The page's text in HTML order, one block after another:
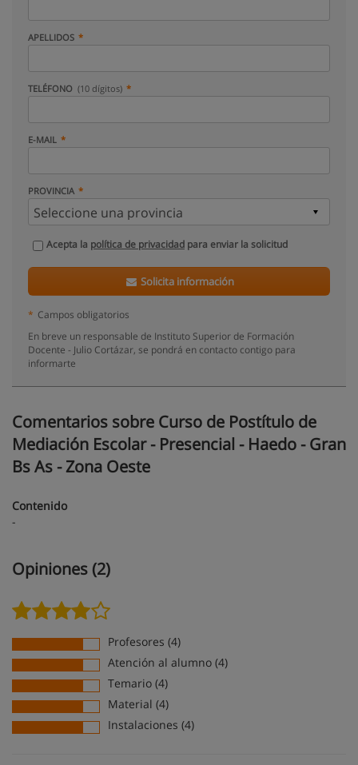
APELLIDOS
TELÉFONO (10 dígitos)
E-MAIL
PROVINCIA
Acepta la política de privacidad para enviar la solicitud
Solicita información
* Campos obligatorios
En breve un responsable de Instituto Superior de Formación
Docente - Julio Cortázar, se pondrá en contacto contigo para
informarte
Comentarios sobre Curso de Postítulo de
Mediación Escolar - Presencial - Haedo - Gran
Bs As - Zona Oeste
Contenido
-
Opiniones (2)
Profesores (4)
Atención al alumno (4)
Temario (4)
Material (4)
Instalaciones (4)